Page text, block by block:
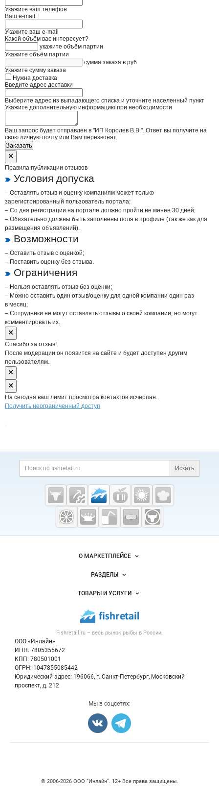
Укажите ваш телефон
Ваш e-mail:
Укажите ваш e-mail
Какой объём вас интересует?
укажите объём партии
Укажите объём партии
сумма заказа в руб
Укажите сумму заказа
Нужна доставка
Введите адрес доставки
Выберите адрес из выпадающего списка и уточните населенный пункт
Укажите дополнительную информацию при необходимости
Ваш запрос будет отправлен в "ИП Королев В.В.". Ответ вы получите на
свою личную почту или Вам перезвонят.
Заказать
Правила публикации отзывов
Условия допуска
– Оставлять отзыв и оценку компаниям может только
зарегистрированный пользователь портала;
– Со дня регистрации на портале должно пройти не менее 30 дней;
– Обязательно должны быть заполнены поля в профиле (так же как для
размещения объявлений).
Возможности
– Оставить отзыв с оценкой;
– Поставить оценку без отзыва.
Ограничения
– Нельзя оставлять отзыв без оценки;
– Можно оставить один отзыв/оценку для одной компании один раз
в месяц;
– Сотрудники не могут оставлять отзывы о своей компании, но могут
комментировать их.
Спасибо за отзыв!
После модерации он появится на сайте и будет доступен другим
пользователям.
На сегодня ваш лимит просмотра контактов исчерпан.
Получить неограниченный доступ
Дополнительная информация
Поиск по сайту и
Искать
Cсылки на полезные проекты
Fishretail.ru —
рыба,
морепродукты
Важные разделы и контакты
Fishretail.ru – весь рынок рыбы в России.
ООО «Инлайн»
ИНН: 7805355672
КПП: 780501001
ОГРН: 1047855085442
Юридический адрес: 196066, г. Санкт-Петербург, Московский
проспект, д. 212
Навигация по сайтуО МАРКЕТПЛЕЙСЕ
Новости Fishretail.ru
Размещение рекламы
Публичная оферта
Контактная информация
Политика обработки персональных данных
РАЗДЕЛЫ
Объявления
Новости рынка
Блог
ТОВАРЫ И УСЛУГИ
Рыба
Икра
Мы в соцсетях:
© 2006‑2026 ООО “Инлайн”. 12+ Все права защищены.